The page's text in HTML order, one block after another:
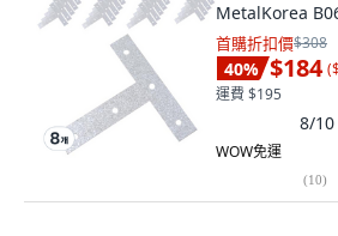
MetalKorea
首購折扣價$308
40% $184 (
運費 $195
8/10
WOW免運
(10)